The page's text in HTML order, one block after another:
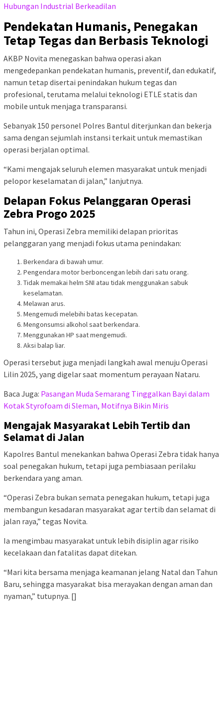
Hubungan Industrial Berkeadilan
Pendekatan Humanis, Penegakan
Tetap Tegas dan Berbasis Teknologi
AKBP Novita menegaskan bahwa operasi akan
mengedepankan pendekatan humanis, preventif, dan edukatif,
namun tetap disertai penindakan hukum tegas dan
profesional, terutama melalui teknologi ETLE statis dan
mobile untuk menjaga transparansi.
Sebanyak 150 personel Polres Bantul diterjunkan dan bekerja
sama dengan sejumlah instansi terkait untuk memastikan
operasi berjalan optimal.
“Kami mengajak seluruh elemen masyarakat untuk menjadi
pelopor keselamatan di jalan,” lanjutnya.
Delapan Fokus Pelanggaran Operasi
Zebra Progo 2025
Tahun ini, Operasi Zebra memiliki delapan prioritas
pelanggaran yang menjadi fokus utama penindakan:
Berkendara di bawah umur.
Pengendara motor berboncengan lebih dari satu orang.
Tidak memakai helm SNI atau tidak menggunakan sabuk
keselamatan.
Melawan arus.
Mengemudi melebihi batas kecepatan.
Mengonsumsi alkohol saat berkendara.
Menggunakan HP saat mengemudi.
Aksi balap liar.
Operasi tersebut juga menjadi langkah awal menuju Operasi
Lilin 2025, yang digelar saat momentum perayaan Nataru.
Baca Juga: Pasangan Muda Semarang Tinggalkan Bayi dalam
Kotak Styrofoam di Sleman, Motifnya Bikin Miris
Mengajak Masyarakat Lebih Tertib dan
Selamat di Jalan
Kapolres Bantul menekankan bahwa Operasi Zebra tidak hanya
soal penegakan hukum, tetapi juga pembiasaan perilaku
berkendara yang aman.
“Operasi Zebra bukan semata penegakan hukum, tetapi juga
membangun kesadaran masyarakat agar tertib dan selamat di
jalan raya,” tegas Novita.
Ia mengimbau masyarakat untuk lebih disiplin agar risiko
kecelakaan dan fatalitas dapat ditekan.
“Mari kita bersama menjaga keamanan jelang Natal dan Tahun
Baru, sehingga masyarakat bisa merayakan dengan aman dan
nyaman,” tutupnya. []